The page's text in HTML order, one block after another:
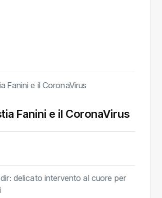
Fanini e il CoronaVirus